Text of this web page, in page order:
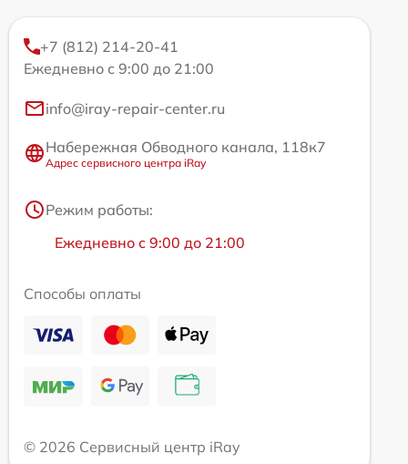
+7 (812) 214-20-41
Ежедневно с 9:00 до 21:00
info@iray-repair-center.ru
Набережная Обводного канала, 118к7
Адрес сервисного центра iRay
Режим работы:
Ежедневно с 9:00 до 21:00
Способы оплаты
© 2026 Сервисный центр iRay